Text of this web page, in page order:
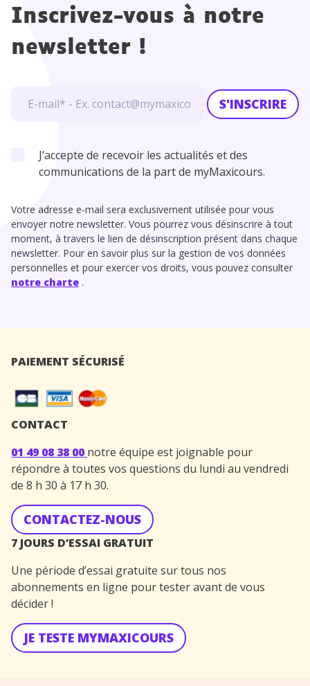
Inscrivez-vous à notre
newsletter !
S'INSCRIRE
J’accepte de recevoir les actualités et des
communications de la part de myMaxicours.
Votre adresse e-mail sera exclusivement utilisée pour vous
envoyer notre newsletter. Vous pourrez vous désinscrire à tout
moment, à travers le lien de désinscription présent dans chaque
newsletter. Pour en savoir plus sur la gestion de vos données
personnelles et pour exercer vos droits, vous pouvez consulter
notre charte .
PAIEMENT SÉCURISÉ
CONTACT
01 49 08 38 00 notre équipe est joignable pour
répondre à toutes vos questions du lundi au vendredi
de 8 h 30 à 17 h 30.
CONTACTEZ-NOUS
7 JOURS D’ESSAI GRATUIT
Une période d’essai gratuite sur tous nos
abonnements en ligne pour tester avant de vous
décider !
JE TESTE MYMAXICOURS